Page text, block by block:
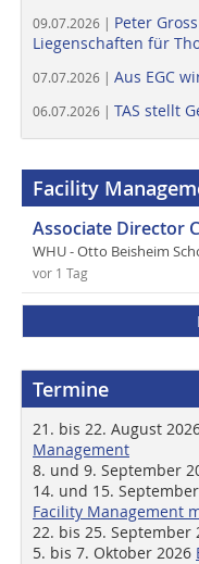
09.07.2026 | Peter
Liegenschaften für
07.07.2026 | Aus EGC
06.07.2026 | TAS stellt
Facility
Associate Director
WHU - Otto Beisheim
vor 1 Tag
Termine
21. bis 22. August
Management
8. und 9. September
14. und 15.
Facility Management
22. bis 25. September
5. bis 7. Oktober 2026